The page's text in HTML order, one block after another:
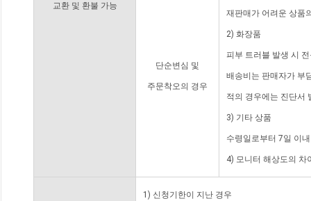
교환 및 환불 가능
단순변심 및
주문착오의 경우
재판매가 어려운 상품
2) 화장품
피부 트러블 발생 시
배송비는 판매자가 부
적의 경우에는 진단서
3) 기타 상품
수령일로부터 7일 이
4) 모니터 해상도의 차
1) 신청기한이 지난 경우